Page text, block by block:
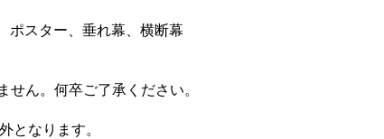
ポスター、垂れ幕、横断幕
ん。何卒ご了承ください。
となります。